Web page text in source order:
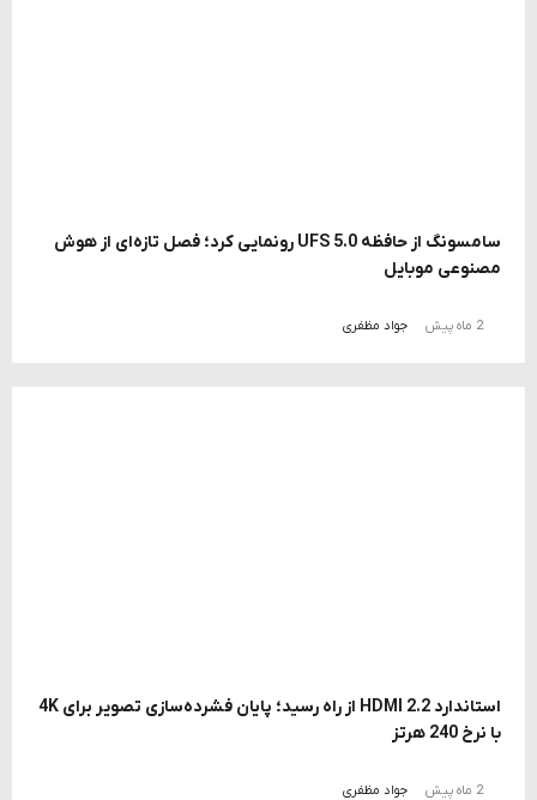
سامسونگ از حافظه UFS 5.0 رونمایی کرد؛ فصل تازه‌ای از هوش
مصنوعی موبایل
2 ماه پیش جواد مظفری
استاندارد HDMI 2.2 از راه رسید؛ پایان فشرده‌سازی تصویر برای 4K
با نرخ 240 هرتز
2 ماه پیش جواد مظفری